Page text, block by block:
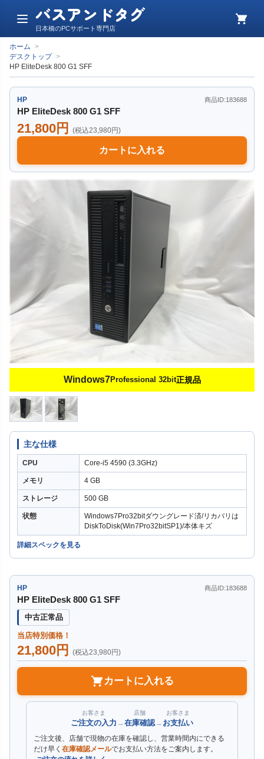
メ
ュ
ー
バスアンドタグ
日本橋のPCサポート専門店
カ
ホーム >
デスクトップ >
HP EliteDesk 800 G1 SFF
HP 商品ID:183688
HP EliteDesk 800 G1 SFF
21,800円 (税込23,980円)
カートに入れる
Windows7Professional 32bit正規品
主な仕様
CPU Core-i5 4590 (3.3GHz)
メモリ 4 GB
ストレージ 500 GB
状態
Windows7Pro32bitダウングレード済/リカバリは
DiskToDisk(Win7Pro32bitSP1)/本体キズ
詳細スペックを見る
HP 商品ID:183688
HP EliteDesk 800 G1 SFF
中古正常品
当店特別価格！
21,800円 (税込23,980円)
カートに入れる
お客さま
ご注文の入力 →
店舗
在庫確認→
お客さま
お支払い
ご注文後、店舗で現物の在庫を確認し、営業時間内にできる
だけ早く 在庫確認メールでお支払い方法をご案内します。